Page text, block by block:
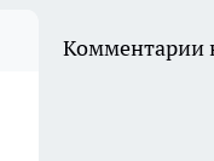
Комментарии